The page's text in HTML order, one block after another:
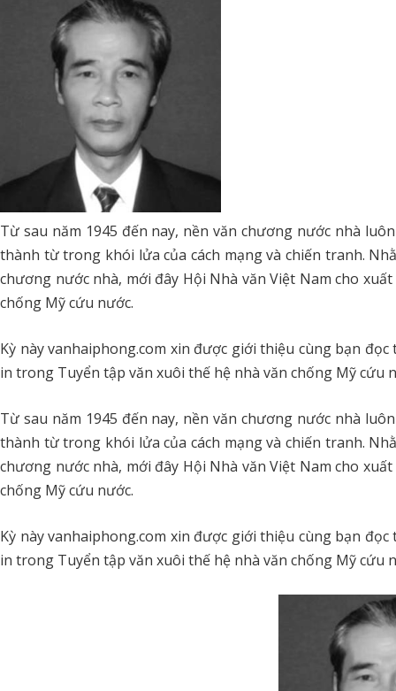
Từ sau năm 1945 đến nay, nền văn chương nước nhà
thành từ trong khói lửa của cách mạng và chiến tranh.
chương nước nhà, mới đây Hội Nhà văn Việt Nam cho
chống Mỹ cứu nước.
Kỳ này vanhaiphong.com xin được giới thiệu cùng bạn
in trong Tuyển tập văn xuôi thế hệ nhà văn chống Mỹ cứu
Từ sau năm 1945 đến nay, nền văn chương nước nhà
thành từ trong khói lửa của cách mạng và chiến tranh.
chương nước nhà, mới đây Hội Nhà văn Việt Nam cho
chống Mỹ cứu nước.
Kỳ này vanhaiphong.com xin được giới thiệu cùng bạn
in trong Tuyển tập văn xuôi thế hệ nhà văn chống Mỹ cứu